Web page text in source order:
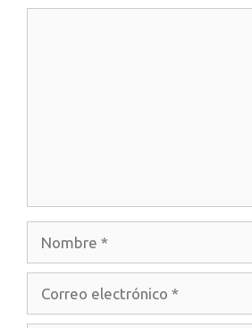
electrónico